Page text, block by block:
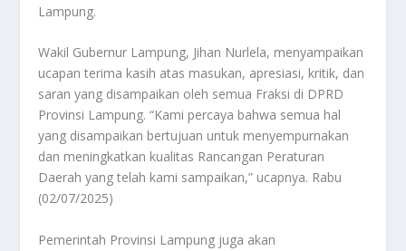
Lampung.
Wakil Gubernur Lampung, Jihan Nurlela, menyampaikan
ucapan terima kasih atas masukan, apresiasi, kritik, dan
saran yang disampaikan oleh semua Fraksi di DPRD
Provinsi Lampung. “Kami percaya bahwa semua hal
yang disampaikan bertujuan untuk menyempurnakan
dan meningkatkan kualitas Rancangan Peraturan
Daerah yang telah kami sampaikan,” ucapnya. Rabu
(02/07/2025)
Pemerintah Provinsi Lampung juga akan